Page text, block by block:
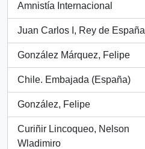
Amnistía Internacional
, 7 resultados
Juan Carlos I, Rey de España
, 4 resultados
González Márquez, Felipe
, 4 resultados
Chile. Embajada (España)
, 3 resultados
González, Felipe
, 3 resultados
Curiñir Lincoqueo, Nelson
Wladimiro
, 3 resultados